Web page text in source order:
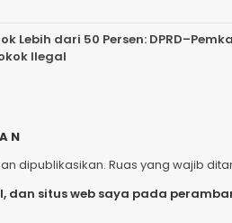
Lebih dari 50 Persen:
Ilegal
dipublikasikan. Ruas yang wajib
dan situs web saya pada